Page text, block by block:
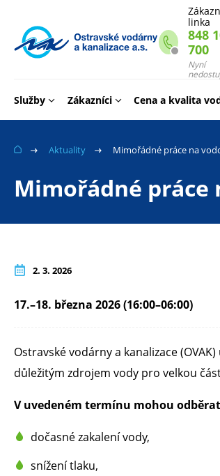
Webové
míru
linka
848
700
Nyní
Služby Zákazníci Cena a kvalita
Aktuality Mimořádné práce na
Mimořádné práce
2. 3. 2026
17.–18. března 2026 (16:00–06:00)
Ostravské vodárny a kanalizace
důležitým zdrojem vody pro velkou
V uvedeném termínu mohou
dočasné zakalení vody,
snížení tlaku,